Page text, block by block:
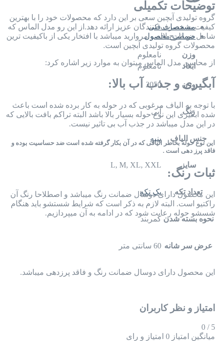
گروه تولیدی آبچین سعی بر این دارد که محصولات خود را با بهترین
کیفیت به مصرف کنندگان عزیز ارائه دهد.از این رو مدل الماس که
شامل دو طرح لاله و مروارید میباشد با افتخار یکی از باکیفیت ترین
محصولات گروه تولیدی آبچین است.
از محاسن مدل الماس میتوان به موارد زیر اشاره کرد:
آبگیری و جذب آب بالا:
با توجه به الیاف مرغوبی که در حوله به کار برده شده است باعث
شده ابگیری این نوع حوله بسیار بالا باشد البته تراکم بافت بالایی که
در این مدل میباشد در جذب آب بی تاثیر نیست.
این نوع حوله بخاطر الیافی که در آن بکار گرفته شده است ضد حساسیت بوده و
فاقد پرز دهی است .
ثبات رنگ:
این محصول دارای دوسال ضمانت رنگ میباشد و اصطلاحا رنگ آن
راکتیو است. البته لازم به ذکر است که شرایط شستشو باید هنگام
شسشو حوله رعایت شود که در ادامه به آن میپردازیم.
توضیحات تکمیلی
مشخصات فنی
ضمانت محصول
وزن
نامعلوم
ابعاد
نامعلوم
وزن 2050
رنگ آبی
جنس الیاف پنبه
سایز L, M, XL, XXL
تعداد تکه یک تکه
نحوه بسته شدن کمربند
عرض سر شانه 60 سانتی متر
این محصول دارای دوسال ضمانت رنگ و فاقد پرزدهی میباشد.
امتیاز و نظر کاربران
5
/
0
میانگین امتیاز 0 امتیاز و رای